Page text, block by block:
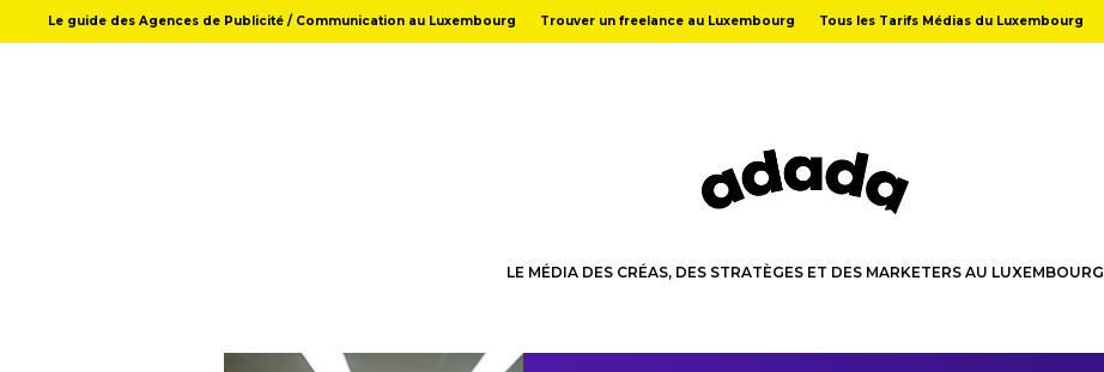
Le guide des Agences de Publicité / Communication au Luxembourg Trouver un freelance au Luxembourg Tous les Tarifs Médias du Luxembourg
LE MÉDIA DES CRÉAS, DES STRATÈGES ET DES MARKETERS AU LUXEMBOURG